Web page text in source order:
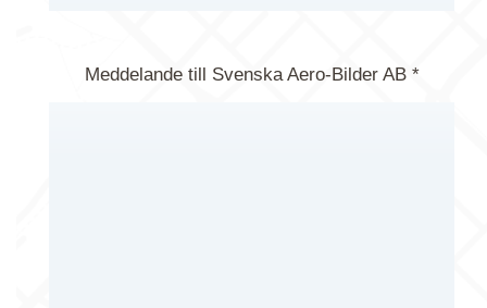
Meddelande till Svenska Aero-Bilder AB *